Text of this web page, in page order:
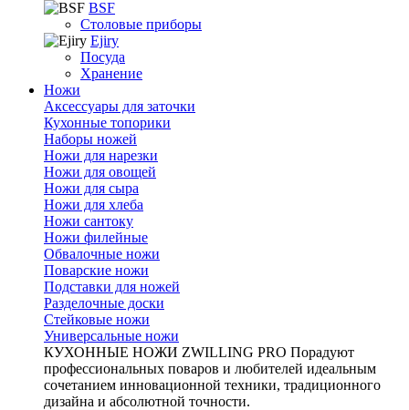
BSF
Столовые приборы
Ejiry
Посуда
Хранение
Ножи
Аксессуары для заточки
Кухонные топорики
Наборы ножей
Ножи для нарезки
Ножи для овощей
Ножи для сыра
Ножи для хлеба
Ножи сантоку
Ножи филейные
Обвалочные ножи
Поварские ножи
Подставки для ножей
Разделочные доски
Стейковые ножи
Универсальные ножи
КУХОННЫЕ НОЖИ ZWILLING PRO Порадуют
профессиональных поваров и любителей идеальным
сочетанием инновационной техники, традиционного
дизайна и абсолютной точности.